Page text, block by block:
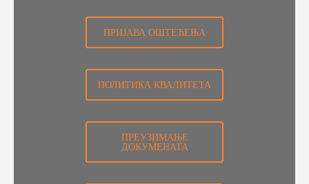
ПРИЈАВА ОШТЕЋЕЊА
ПОЛИТИКА КВАЛИТЕТА
ПРЕУЗИМАЊЕ
ДОКУМЕНАТА